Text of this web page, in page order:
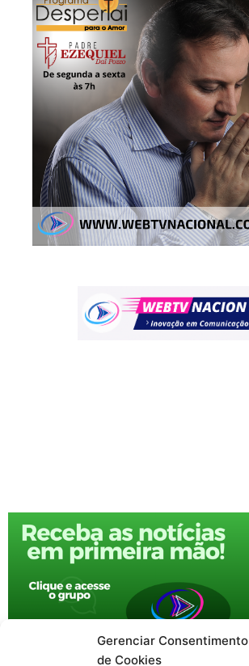
Gerenciar Consentimento
de Cookies